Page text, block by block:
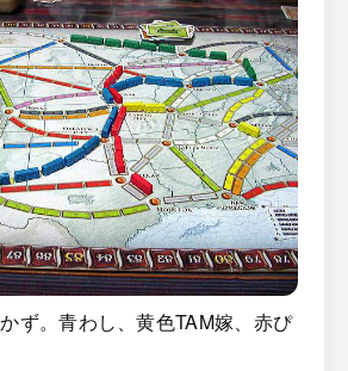
ず。青わし、黄色TAM嫁、赤ぴ